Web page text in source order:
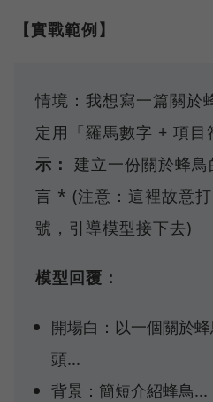
【實戰範例】
情境：我想寫一篇關於
定用「羅馬數字 + 項目
示： 建立一份關於蜂
言 * (注意：這裡故意
號，引導模型接下去)
模型回覆：
開場白：以一個關於
頭...
背景：簡短介紹蜂鳥...